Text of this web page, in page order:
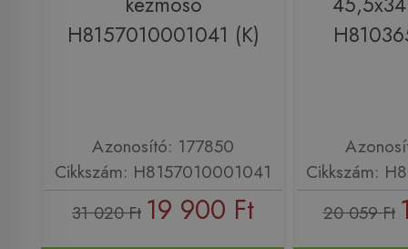
H8157010001041 (K)
Azonosító: 177850
Cikkszám: H8157010001041
31 020 Ft 19 900 Ft
Cikkszám:
20 059 Ft